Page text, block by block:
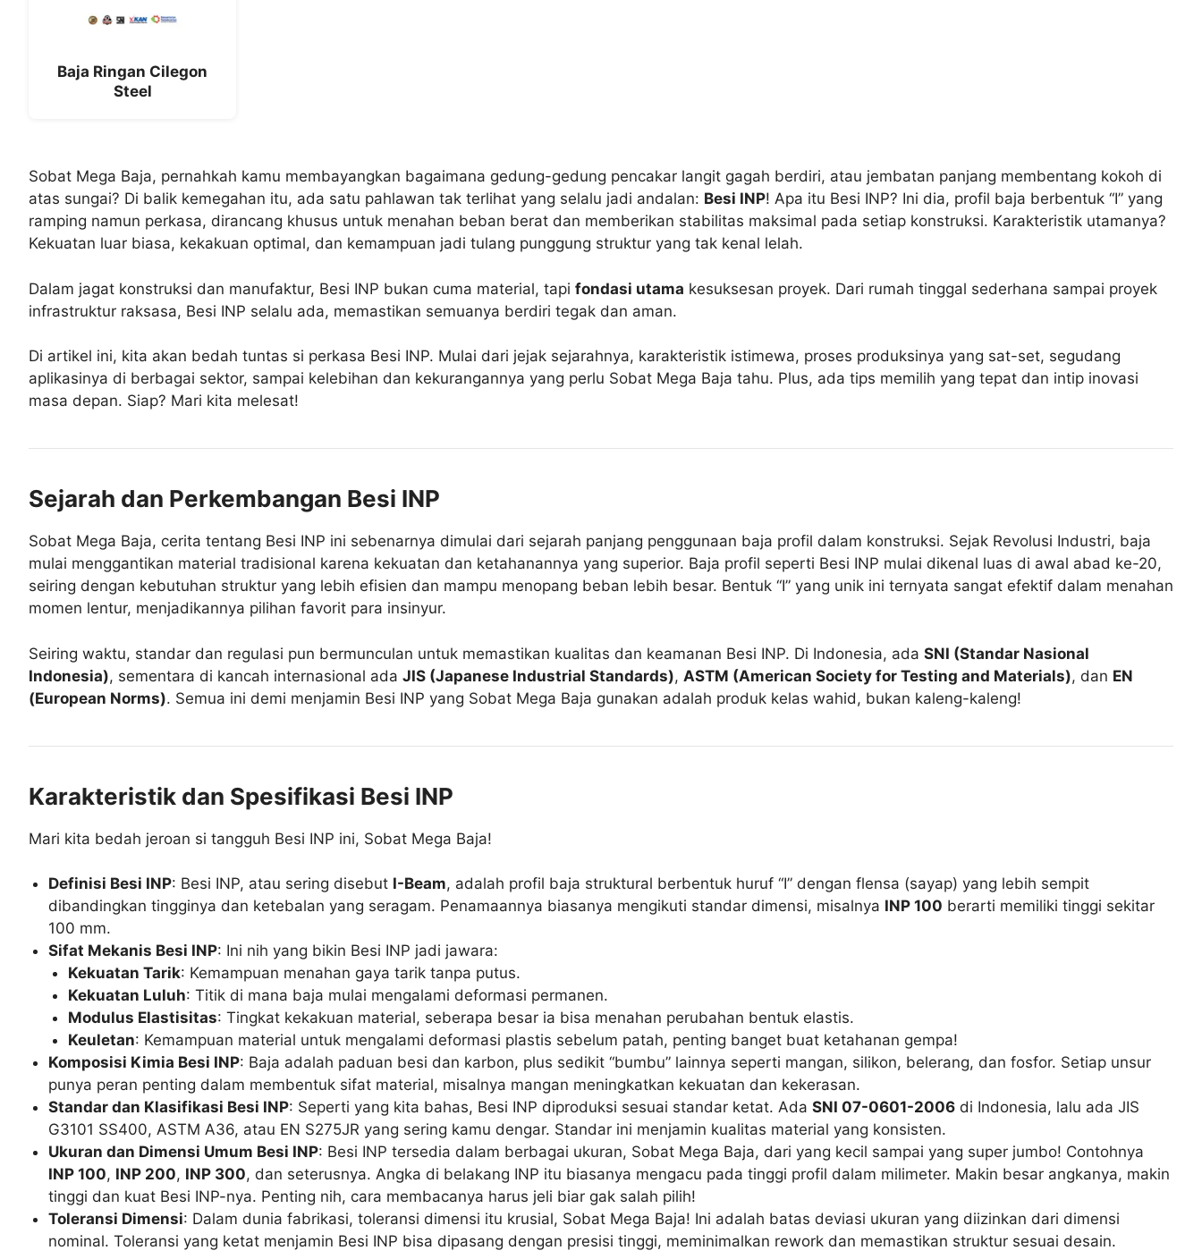
Baja Ringan Cilegon
Steel
Sobat Mega Baja, pernahkah kamu membayangkan bagaimana gedung-gedung pencakar langit gagah berdiri, atau jembatan panjang membentang kokoh di
atas sungai? Di balik kemegahan itu, ada satu pahlawan tak terlihat yang selalu jadi andalan: Besi INP! Apa itu Besi INP? Ini dia, profil baja berbentuk “I” yang
ramping namun perkasa, dirancang khusus untuk menahan beban berat dan memberikan stabilitas maksimal pada setiap konstruksi. Karakteristik utamanya?
Kekuatan luar biasa, kekakuan optimal, dan kemampuan jadi tulang punggung struktur yang tak kenal lelah.
Dalam jagat konstruksi dan manufaktur, Besi INP bukan cuma material, tapi fondasi utama kesuksesan proyek. Dari rumah tinggal sederhana sampai proyek
infrastruktur raksasa, Besi INP selalu ada, memastikan semuanya berdiri tegak dan aman.
Di artikel ini, kita akan bedah tuntas si perkasa Besi INP. Mulai dari jejak sejarahnya, karakteristik istimewa, proses produksinya yang sat-set, segudang
aplikasinya di berbagai sektor, sampai kelebihan dan kekurangannya yang perlu Sobat Mega Baja tahu. Plus, ada tips memilih yang tepat dan intip inovasi
masa depan. Siap? Mari kita melesat!
Sejarah dan Perkembangan Besi INP
Sobat Mega Baja, cerita tentang Besi INP ini sebenarnya dimulai dari sejarah panjang penggunaan baja profil dalam konstruksi. Sejak Revolusi Industri, baja
mulai menggantikan material tradisional karena kekuatan dan ketahanannya yang superior. Baja profil seperti Besi INP mulai dikenal luas di awal abad ke-20,
seiring dengan kebutuhan struktur yang lebih efisien dan mampu menopang beban lebih besar. Bentuk “I” yang unik ini ternyata sangat efektif dalam menahan
momen lentur, menjadikannya pilihan favorit para insinyur.
Seiring waktu, standar dan regulasi pun bermunculan untuk memastikan kualitas dan keamanan Besi INP. Di Indonesia, ada SNI (Standar Nasional
Indonesia), sementara di kancah internasional ada JIS (Japanese Industrial Standards), ASTM (American Society for Testing and Materials), dan EN
(European Norms). Semua ini demi menjamin Besi INP yang Sobat Mega Baja gunakan adalah produk kelas wahid, bukan kaleng-kaleng!
Karakteristik dan Spesifikasi Besi INP
Mari kita bedah jeroan si tangguh Besi INP ini, Sobat Mega Baja!
Definisi Besi INP: Besi INP, atau sering disebut I-Beam, adalah profil baja struktural berbentuk huruf “I” dengan flensa (sayap) yang lebih sempit
dibandingkan tingginya dan ketebalan yang seragam. Penamaannya biasanya mengikuti standar dimensi, misalnya INP 100 berarti memiliki tinggi sekitar
100 mm.
Sifat Mekanis Besi INP: Ini nih yang bikin Besi INP jadi jawara:
Kekuatan Tarik: Kemampuan menahan gaya tarik tanpa putus.
Kekuatan Luluh: Titik di mana baja mulai mengalami deformasi permanen.
Modulus Elastisitas: Tingkat kekakuan material, seberapa besar ia bisa menahan perubahan bentuk elastis.
Keuletan: Kemampuan material untuk mengalami deformasi plastis sebelum patah, penting banget buat ketahanan gempa!
Komposisi Kimia Besi INP: Baja adalah paduan besi dan karbon, plus sedikit “bumbu” lainnya seperti mangan, silikon, belerang, dan fosfor. Setiap unsur
punya peran penting dalam membentuk sifat material, misalnya mangan meningkatkan kekuatan dan kekerasan.
Standar dan Klasifikasi Besi INP: Seperti yang kita bahas, Besi INP diproduksi sesuai standar ketat. AdaSNI 07-0601-2006 di Indonesia, lalu ada JIS
G3101 SS400, ASTM A36, atau EN S275JR yang sering kamu dengar. Standar ini menjamin kualitas material yang konsisten.
Ukuran dan Dimensi Umum Besi INP: Besi INP tersedia dalam berbagai ukuran, Sobat Mega Baja, dari yang kecil sampai yang super jumbo! Contohnya
INP 100, INP 200, INP 300, dan seterusnya. Angka di belakang INP itu biasanya mengacu pada tinggi profil dalam milimeter. Makin besar angkanya, makin
tinggi dan kuat Besi INP-nya. Penting nih, cara membacanya harus jeli biar gak salah pilih!
Toleransi Dimensi: Dalam dunia fabrikasi, toleransi dimensi itu krusial, Sobat Mega Baja! Ini adalah batas deviasi ukuran yang diizinkan dari dimensi
nominal. Toleransi yang ketat menjamin Besi INP bisa dipasang dengan presisi tinggi, meminimalkan rework dan memastikan struktur sesuai desain.